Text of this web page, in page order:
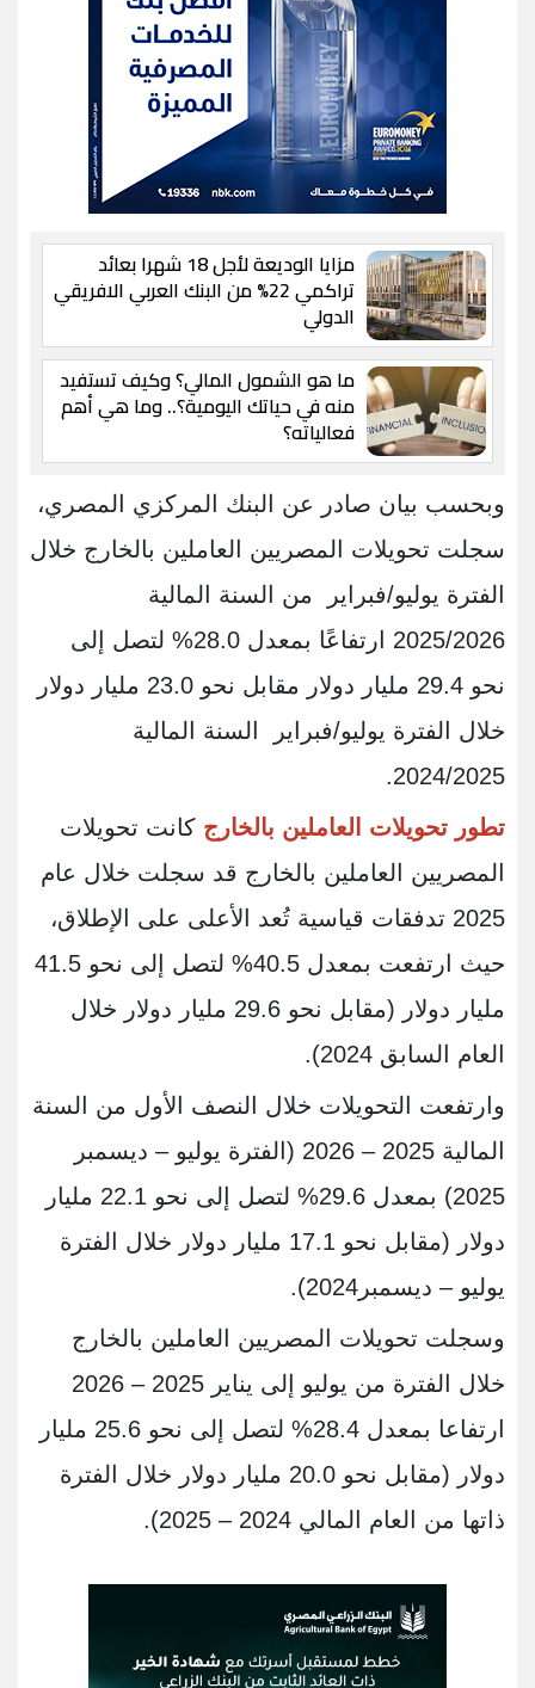
مزايا الوديعة لأجل 18 شهرا بعائد
تراكمي 22% من البنك العربي الافريقي
الدولي
ما هو الشمول المالي؟ وكيف تستفيد
منه في حياتك اليومية؟.. وما هي أهم
فعالياته؟
وبحسب بيان صادر عن البنك المركزي المصري،
سجلت تحويلات المصريين العاملين بالخارج خلال
الفترة يوليو/فبراير من السنة المالية
2025/2026 ارتفاعًا بمعدل 28.0% لتصل إلى
نحو 29.4 مليار دولار مقابل نحو 23.0 مليار دولار
خلال الفترة يوليو/فبراير السنة المالية
2024/2025.
تطور تحويلات العاملين بالخارج كانت تحويلات
المصريين العاملين بالخارج قد سجلت خلال عام
2025 تدفقات قياسية تُعد الأعلى على الإطلاق،
حيث ارتفعت بمعدل 40.5% لتصل إلى نحو 41.5
مليار دولار (مقابل نحو 29.6 مليار دولار خلال
العام السابق 2024).
وارتفعت التحويلات خلال النصف الأول من السنة
المالية 2025 – 2026 (الفترة يوليو – ديسمبر
2025) بمعدل 29.6% لتصل إلى نحو 22.1 مليار
دولار (مقابل نحو 17.1 مليار دولار خلال الفترة
يوليو – ديسمبر2024).
​​​​​​​وسجلت تحويلات المصريين العاملين بالخارج
خلال الفترة من يوليو إلى يناير 2025 – 2026
ارتفاعا بمعدل 28.4% لتصل إلى نحو 25.6 مليار
دولار (مقابل نحو 20.0 مليار دولار خلال الفترة
ذاتها من العام المالي 2024 – 2025).